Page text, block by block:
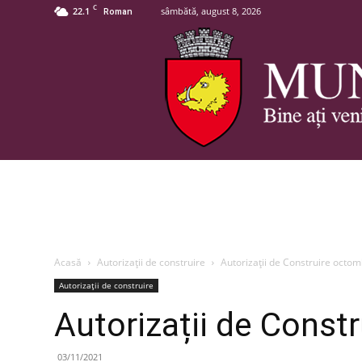
22.1 C Roman sâmbătă, august 8, 2026
Acasă Autorizații de construire Autorizații de Construire
Autorizații de construire
Autorizații de
03/11/2021